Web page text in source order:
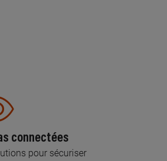
connectées
pour sécuriser